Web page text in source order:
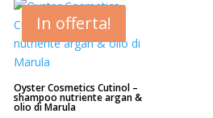
In offerta!
Oyster Cosmetics Cutinol –
shampoo nutriente argan &
olio di Marula